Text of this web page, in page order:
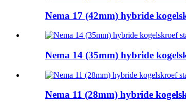
Nema 17 (42mm) hybride
Nema 14 (35mm) hybride
Nema 11 (28mm) hybride